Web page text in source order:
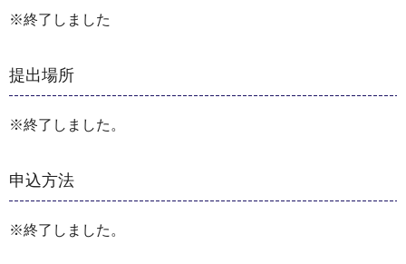
※終了しました
提出場所
※終了しました。
申込方法
※終了しました。